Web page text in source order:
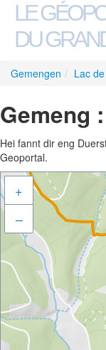
LE
DU
Gemengen / Lac
Gemeng
Hei fannt dir eng
Geoportal.
+
–